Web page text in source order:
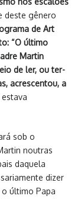
deste gênero
de Art
“O último
Martin
de ler, ou ter-
acrescentou, a
sob o
noutras
daquela
dizer
último Papa